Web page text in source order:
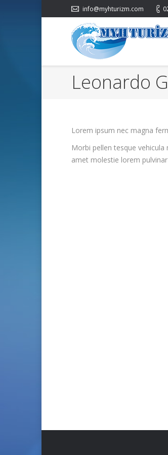
info@myhturizm.com
Leonardo
Lorem ipsum nec magna
Morbi pellen tesque
amet molestie lorem